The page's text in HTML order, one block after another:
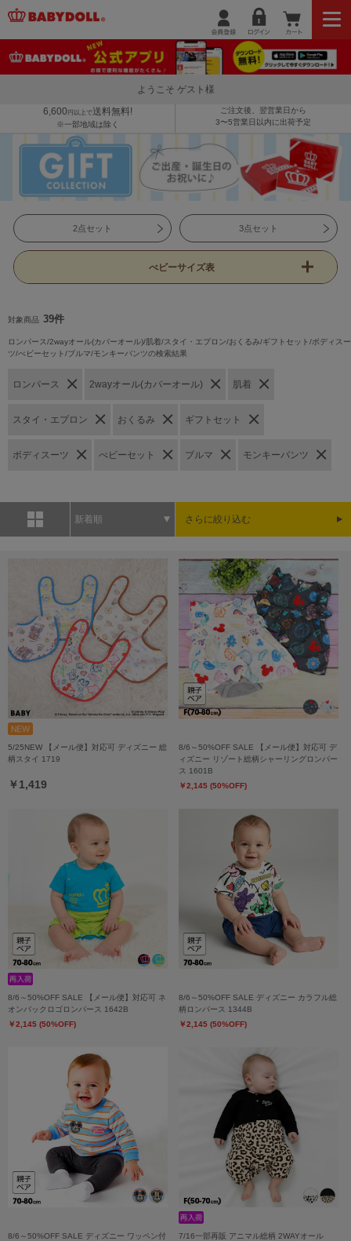
ようこそ ゲスト様
6,600 円以上で送料無料!
※一部地域は除く
ご注文後、翌営業日から
3〜5営業日以内に出荷予定
2点セット 3点セット
べビーサイズ表
対象商品 39件
ロンパース/2wayオール(カバーオール)/肌着/スタイ・エプロン/おくるみ/ギフトセット/ボディスー
ツ/べビーセット/ブルマ/モンキーパンツの検索結果
ロンパース 2wayオール(カバーオール) 肌着
スタイ・エプロン おくるみ ギフトセット
ボディスーツ べビーセット ブルマ モンキーパンツ
新着順 さらに絞り込む
5/25NEW 【メール便】対応可 ディズニー 総
柄スタイ 1719
￥1,419
8/6～50%OFF SALE 【メール便】対応可 デ
ィズニー リゾート総柄シャーリングロンパー
ス 1601B
￥2,145 (50%OFF)
8/6～50%OFF SALE 【メール便】対応可 ネ
オンバックロゴロンパース 1642B
￥2,145 (50%OFF)
8/6～50%OFF SALE ディズニー カラフル総
柄ロンパース 1344B
￥2,145 (50%OFF)
8/6～50%OFF SALE ディズニー ワッペン付
7/16一部再販 アニマル総柄 2WAYオール